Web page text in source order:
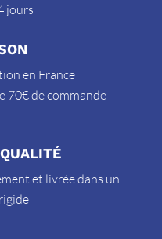
jours
en France
70€ de commande
et livrée dans un